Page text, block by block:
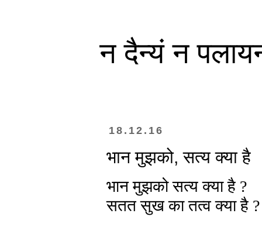
न दैन्यं न
18.12.16
भान मुझको, सत्य क्या है
भान मुझको सत्य क्या है ?
सतत सुख का तत्व क्या है ?